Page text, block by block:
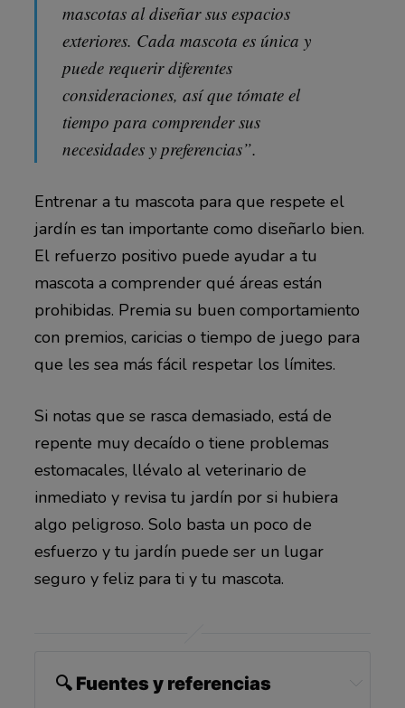
mascotas al diseñar sus espacios
exteriores. Cada mascota es única y
puede requerir diferentes
consideraciones, así que tómate el
tiempo para comprender sus
necesidades y preferencias”.
Entrenar a tu mascota para que respete el
jardín es tan importante como diseñarlo bien.
El refuerzo positivo puede ayudar a tu
mascota a comprender qué áreas están
prohibidas. Premia su buen comportamiento
con premios, caricias o tiempo de juego para
que les sea más fácil respetar los límites.
Si notas que se rasca demasiado, está de
repente muy decaído o tiene problemas
estomacales, llévalo al veterinario de
inmediato y revisa tu jardín por si hubiera
algo peligroso. Solo basta un poco de
esfuerzo y tu jardín puede ser un lugar
seguro y feliz para ti y tu mascota.
🔍 Fuentes y referencias